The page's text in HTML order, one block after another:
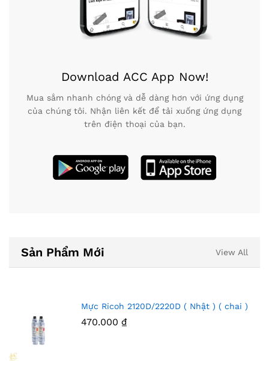
Download ACC App Now!
Mua sắm nhanh chóng và dễ dàng hơn với ứng dụng
của chúng tôi. Nhận liên kết để tải xuống ứng dụng
trên điện thoại của bạn.
Sản Phẩm Mới View All
Mực Ricoh 2120D/2220D ( Nhật ) ( chai )
470.000 ₫